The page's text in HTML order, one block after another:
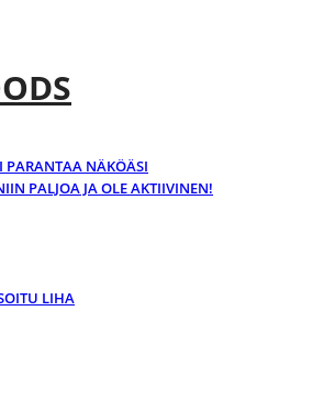
PARANTAA NÄKÖÄSI
PALJOA JA OLE AKTIIVINEN!
LIHA